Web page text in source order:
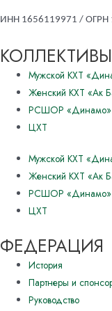
ИНН 1656119971 / ОГРН
КОЛЛЕКТИВЫ
Мужской КХТ
Женский КХТ «Ак
РСШОР «Динамо»
ЦХТ
Мужской КХТ
Женский КХТ «Ак
РСШОР «Динамо»
ЦХТ
ФЕДЕРАЦИЯ
История
Партнеры и
Руководство